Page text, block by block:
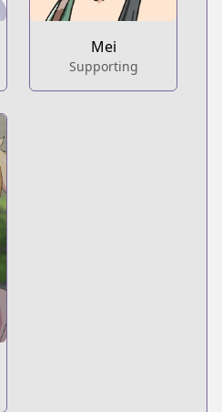
Mei
Supporting